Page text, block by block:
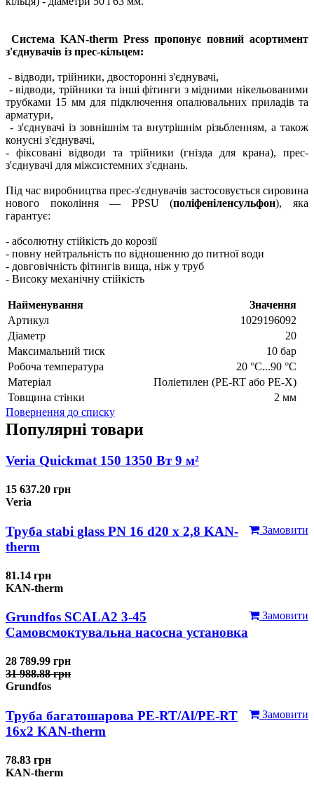
Система KAN-therm Press пропонує повний асортимент
з'єднувачів із прес-кільцем:
- відводи, трійники, двосторонні з'єднувачі,
- відводи, трійники та інші фітинги з мідними нікельованими
трубками 15 мм для підключення опалювальних приладів та
арматури,
- з'єднувачі із зовнішнім та внутрішнім різьбленням, а також
конусні з'єднувачі,
- фіксовані відводи та трійники (гнізда для крана), прес-
з'єднувачі для міжсистемних з'єднань.
Під час виробництва прес-з'єднувачів застосовується сировина
нового покоління — PPSU (поліфеніленсульфон), яка
гарантує:
- абсолютну стійкість до корозії
- повну нейтральність по відношенню до питної води
- довговічність фітингів вища, ніж у труб
- Високу механічну стійкість
Найменування
Значення
Артикул
1029196092
Діаметр
20
Максимальний тиск
10 бар
Робоча температура
20 °C...90 °C
Матеріал
Поліетилен (PE-RT або PE-X)
Товщина стінки
2 мм
Повернення до списку
Популярні товари
Veria Quickmat 150 1350 Вт 9 м²
15 637.20 грн
Veria
Замовити
Труба stabi glass PN 16 d20 х 2,8 KAN-
therm
81.14 грн
KAN-therm
Замовити
Grundfos SCALA2 3-45
Самовсмоктувальна насосна установка
28 789.99 грн
31 988.88 грн
Grundfos
Замовити
Труба багатошарова PE-RT/Al/PE-RT
16x2 KAN-therm
78.83 грн
KAN-therm